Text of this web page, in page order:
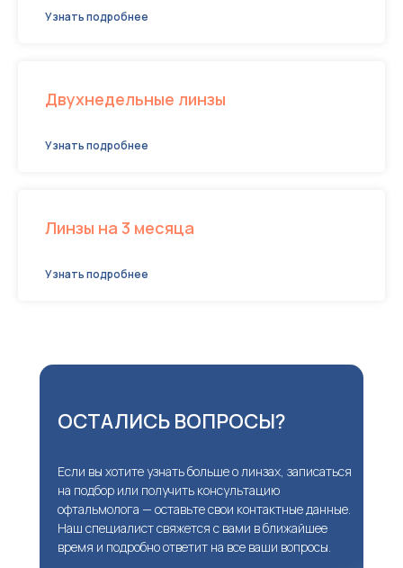
Узнать подробнее
Двухнедельные линзы
Узнать подробнее
Линзы на 3 месяца
Узнать подробнее
ОСТАЛИСЬ ВОПРОСЫ?
Если вы хотите узнать больше о линзах, записаться
на подбор или получить консультацию
офтальмолога — оставьте свои контактные данные.
Наш специалист свяжется с вами в ближайшее
время и подробно ответит на все ваши вопросы.